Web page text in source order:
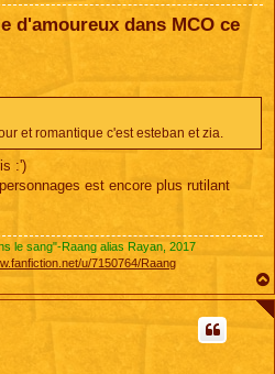
d'amoureux dans MCO ce
et romantique c'est esteban et zia.
:')
est encore plus rutilant
le sang"-Raang alias Rayan, 2017
u/7150764/Raang